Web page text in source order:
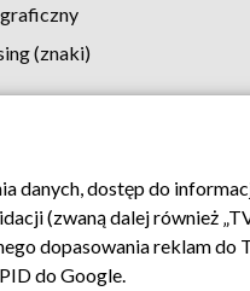
(znaki)
Kontakt
danych, dostęp do
(zwaną dalej również
dopasowania reklam do
do Google.